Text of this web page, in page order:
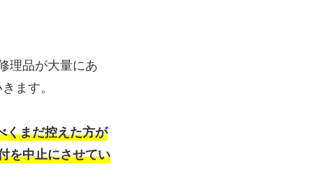
理品が大量にあ
ます。
くまだ控えた方が
を中止にさせてい